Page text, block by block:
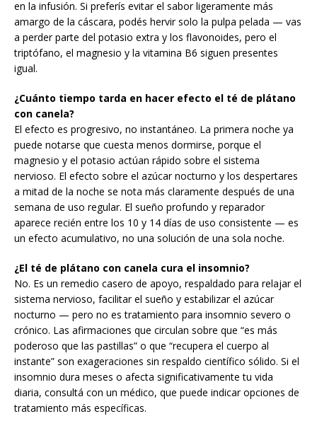
en la infusión. Si preferís evitar el sabor ligeramente más
amargo de la cáscara, podés hervir solo la pulpa pelada — vas
a perder parte del potasio extra y los flavonoides, pero el
triptófano, el magnesio y la vitamina B6 siguen presentes
igual.
¿Cuánto tiempo tarda en hacer efecto el té de plátano
con canela?
El efecto es progresivo, no instantáneo. La primera noche ya
puede notarse que cuesta menos dormirse, porque el
magnesio y el potasio actúan rápido sobre el sistema
nervioso. El efecto sobre el azúcar nocturno y los despertares
a mitad de la noche se nota más claramente después de una
semana de uso regular. El sueño profundo y reparador
aparece recién entre los 10 y 14 días de uso consistente — es
un efecto acumulativo, no una solución de una sola noche.
¿El té de plátano con canela cura el insomnio?
No. Es un remedio casero de apoyo, respaldado para relajar el
sistema nervioso, facilitar el sueño y estabilizar el azúcar
nocturno — pero no es tratamiento para insomnio severo o
crónico. Las afirmaciones que circulan sobre que “es más
poderoso que las pastillas” o que “recupera el cuerpo al
instante” son exageraciones sin respaldo científico sólido. Si el
insomnio dura meses o afecta significativamente tu vida
diaria, consultá con un médico, que puede indicar opciones de
tratamiento más específicas.